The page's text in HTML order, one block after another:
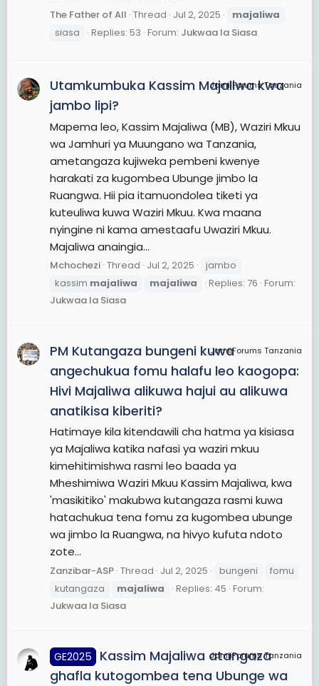
The Father of All Thread Jul 2, 2025
majaliwa
siasa
Replies: 53 Forum: Jukwaa la Siasa
JamiiForums Tanzania
Utamkumbuka Kassim Majaliwa kwa
jambo lipi?
Mapema leo, Kassim Majaliwa (MB), Waziri Mkuu
wa Jamhuri ya Muungano wa Tanzania,
ametangaza kujiweka pembeni kwenye
harakati za kugombea Ubunge jimbo la
Ruangwa. Hii pia itamuondolea tiketi ya
kuteuliwa kuwa Waziri Mkuu. Kwa maana
nyingine ni kama amestaafu Uwaziri Mkuu.
Majaliwa anaingia...
Mchochezi Thread Jul 2, 2025
jambo
kassim majaliwa majaliwa Replies: 76 Forum:
Jukwaa la Siasa
JamiiForums Tanzania
PM Kutangaza bungeni kuwa
angechukua fomu halafu leo kaogopa:
Hivi Majaliwa alikuwa hajui au alikuwa
anatikisa kiberiti?
Hatimaye kila kitendawili cha hatma ya kisiasa
ya Majaliwa katika nafasi ya waziri mkuu
kimehitimishwa rasmi leo baada ya
Mheshimiwa Waziri Mkuu Kassim Majaliwa, kwa
'masikitiko' makubwa kutangaza rasmi kuwa
hatachukua tena fomu za kugombea ubunge
wa jimbo la Ruangwa, na hivyo kufuta ndoto
zote...
Zanzibar-ASP Thread Jul 2, 2025 bungeni
fomu
kutangaza
majaliwa Replies: 45 Forum:
Jukwaa la Siasa
JamiiForums Tanzania
GE2025
Kassim Majaliwa atangaza
ghafla kutogombea tena Ubunge wa